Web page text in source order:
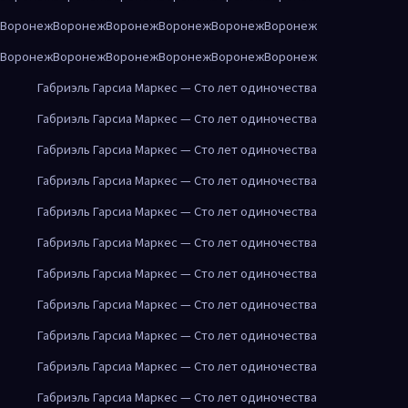
ВоронежВоронежВоронежВоронежВоронежВоронеж
ВоронежВоронежВоронежВоронежВоронежВоронеж
Габриэль Гарсиа Маркес — Сто лет одиночества
Габриэль Гарсиа Маркес — Сто лет одиночества
Габриэль Гарсиа Маркес — Сто лет одиночества
Габриэль Гарсиа Маркес — Сто лет одиночества
Габриэль Гарсиа Маркес — Сто лет одиночества
Габриэль Гарсиа Маркес — Сто лет одиночества
Габриэль Гарсиа Маркес — Сто лет одиночества
Габриэль Гарсиа Маркес — Сто лет одиночества
Габриэль Гарсиа Маркес — Сто лет одиночества
Габриэль Гарсиа Маркес — Сто лет одиночества
Габриэль Гарсиа Маркес — Сто лет одиночества